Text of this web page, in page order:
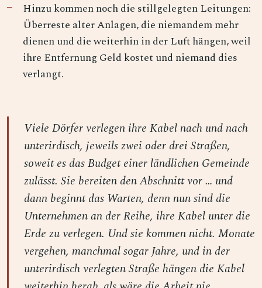
Hinzu kommen noch die stillgelegten Leitungen:
Überreste alter Anlagen, die niemandem mehr
dienen und die weiterhin in der Luft hängen, weil
ihre Entfernung Geld kostet und niemand dies
verlangt.
Viele Dörfer verlegen ihre Kabel nach und nach
unterirdisch, jeweils zwei oder drei Straßen,
soweit es das Budget einer ländlichen Gemeinde
zulässt. Sie bereiten den Abschnitt vor … und
dann beginnt das Warten, denn nun sind die
Unternehmen an der Reihe, ihre Kabel unter die
Erde zu verlegen. Und sie kommen nicht. Monate
vergehen, manchmal sogar Jahre, und in der
unterirdisch verlegten Straße hängen die Kabel